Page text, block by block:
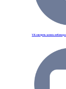
VK смотреть запись вебинара